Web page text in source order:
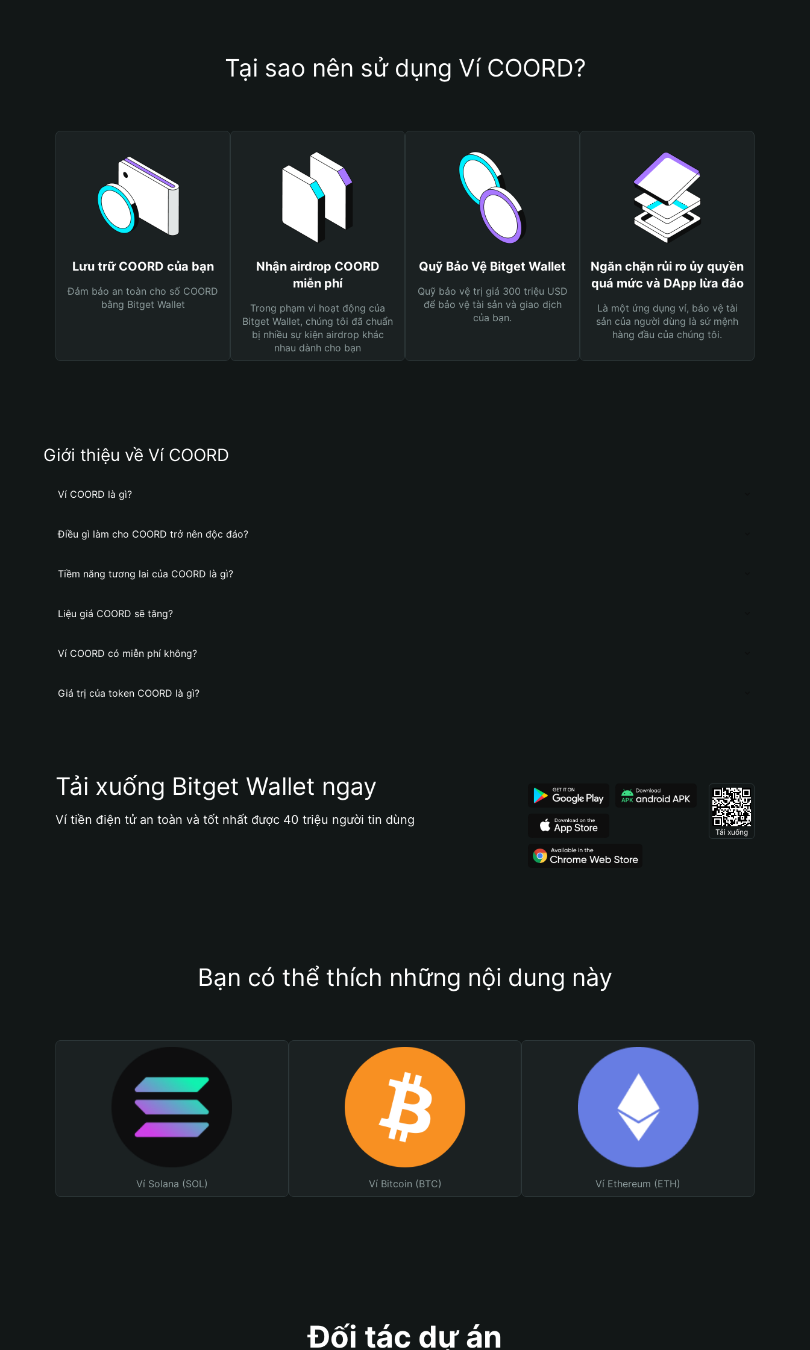
Tại sao nên sử dụng Ví COORD?
Lưu trữ COORD của bạn
Đảm bảo an toàn cho số COORD
bằng Bitget Wallet
Nhận airdrop COORD
miễn phí
Trong phạm vi hoạt động của
Bitget Wallet, chúng tôi đã chuẩn
bị nhiều sự kiện airdrop khác
nhau dành cho bạn
Quỹ Bảo Vệ Bitget Wallet
Quỹ bảo vệ trị giá 300 triệu USD
để bảo vệ tài sản và giao dịch
của bạn.
Ngăn chặn rủi ro ủy quyền
quá mức và DApp lừa đảo
Là một ứng dụng ví, bảo vệ tài
sản của người dùng là sứ mệnh
hàng đầu của chúng tôi.
Giới thiệu về Ví COORD
Ví COORD là gì?
Điều gì làm cho COORD trở nên độc đáo?
Tiềm năng tương lai của COORD là gì?
Liệu giá COORD sẽ tăng?
Ví COORD có miễn phí không?
Giá trị của token COORD là gì?
Tải xuống Bitget Wallet ngay
Ví tiền điện tử an toàn và tốt nhất được 40 triệu người tin dùng
Tải xuống
Bạn có thể thích những nội dung này
Ví Solana (SOL) Ví Bitcoin (BTC) Ví Ethereum (ETH)
Đối tác dự án